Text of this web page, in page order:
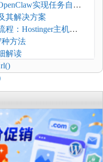
实现任务自动
其解决方案
程：Hostinger主机一
种方法
解读